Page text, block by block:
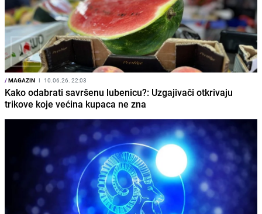
/MAGAZIN I 10.06.26. 22:03
Kako odabrati savršenu lubenicu?: Uzgajivači otkrivaju
trikove koje većina kupaca ne zna